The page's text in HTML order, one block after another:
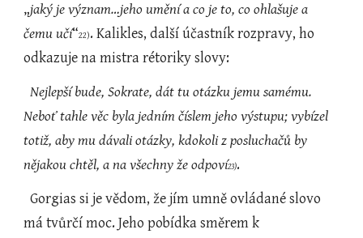
„jaký je význam…jeho umění a co je to, co ohlašuje a
čemu učí“22). Kalikles, další účastník rozpravy, ho
odkazuje na mistra rétoriky slovy:
Nejlepší bude, Sokrate, dát tu otázku jemu samému.
Neboť tahle věc byla jedním číslem jeho výstupu; vybízel
totiž, aby mu dávali otázky, kdokoli z posluchačů by
nějakou chtěl, a na všechny že odpoví23).
  Gorgias si je vědom, že jím umně ovládané slovo
má tvůrčí moc. Jeho pobídka směrem k